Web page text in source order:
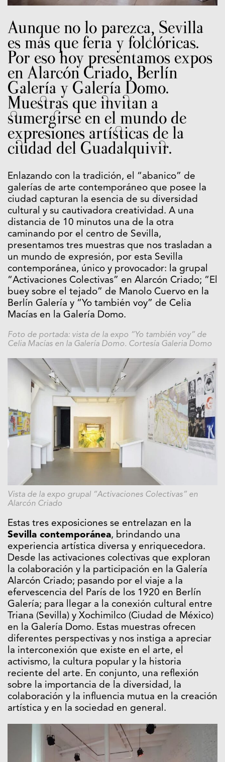
Aunque no lo parezca, Sevilla
es más que feria y folclóricas.
Por eso hoy presentamos expos
en Alarcón Criado, Berlín
Galería y Galería Domo.
Muestras que invitan a
sumergirse en el mundo de
expresiones artísticas de la
ciudad del Guadalquivir.
Enlazando con la tradición, el “abanico” de
galerías de arte contemporáneo que posee la
ciudad capturan la esencia de su diversidad
cultural y su cautivadora creatividad. A una
distancia de 10 minutos una de la otra
caminando por el centro de Sevilla,
presentamos tres muestras que nos trasladan a
un mundo de expresión, por esta Sevilla
contemporánea, único y provocador: la grupal
“Activaciones Colectivas” en Alarcón Criado; “El
buey sobre el tejado” de Manolo Cuervo en la
Berlín Galería y “Yo también voy” de Celia
Macías en la Galería Domo.
Foto de portada: vista de la expo “Yo también voy” de
Celia Macías en la Galería Domo. Cortesía Galeria Domo
Vista de la expo grupal “Activaciones Colectivas” en
Alarcón Criado
Estas tres exposiciones se entrelazan en la
Sevilla contemporánea, brindando una
experiencia artística diversa y enriquecedora.
Desde las activaciones colectivas que exploran
la colaboración y la participación en la Galería
Alarcón Criado; pasando por el viaje a la
efervescencia del París de los 1920 en Berlín
Galería; para llegar a la conexión cultural entre
Triana (Sevilla) y Xochimilco (Ciudad de México)
en la Galería Domo. Estas muestras ofrecen
diferentes perspectivas y nos instiga a apreciar
la interconexión que existe en el arte, el
activismo, la cultura popular y la historia
reciente del arte. En conjunto, una reflexión
sobre la importancia de la diversidad, la
colaboración y la influencia mutua en la creación
artística y en la sociedad en general.